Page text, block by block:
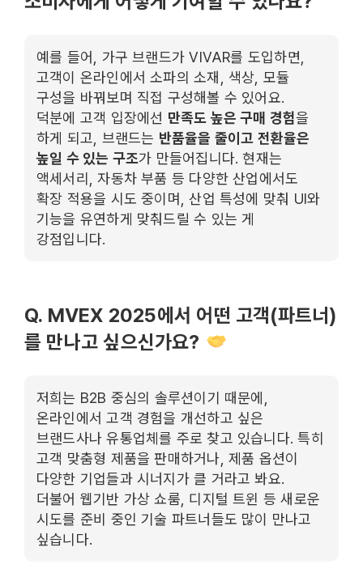
예를 들어, 가구 브랜드가 VIVAR를 도입하면,
고객이 온라인에서 소파의 소재, 색상, 모듈
구성을 바꿔보며 직접 구성해볼 수 있어요.
덕분에 고객 입장에선 만족도 높은 구매 경험을
하게 되고, 브랜드는 반품율을 줄이고 전환율은
높일 수 있는 구조가 만들어집니다. 현재는
액세서리, 자동차 부품 등 다양한 산업에서도
확장 적용을 시도 중이며, 산업 특성에 맞춰 UI와
기능을 유연하게 맞춰드릴 수 있는 게
강점입니다.
Q. MVEX 2025에서 어떤 고객(파트너)
를 만나고 싶으신가요?
저희는 B2B 중심의 솔루션이기 때문에,
온라인에서 고객 경험을 개선하고 싶은
브랜드사나 유통업체를 주로 찾고 있습니다. 특히
고객 맞춤형 제품을 판매하거나, 제품 옵션이
다양한 기업들과 시너지가 클 거라고 봐요.
더불어 웹기반 가상 쇼룸, 디지털 트윈 등 새로운
시도를 준비 중인 기술 파트너들도 많이 만나고
싶습니다.